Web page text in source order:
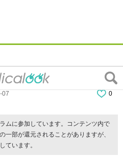
恋愛が難しい！？』
07 0
ムに参加しています。コンテンツ内で
一部が還元されることがありますが、
ています。